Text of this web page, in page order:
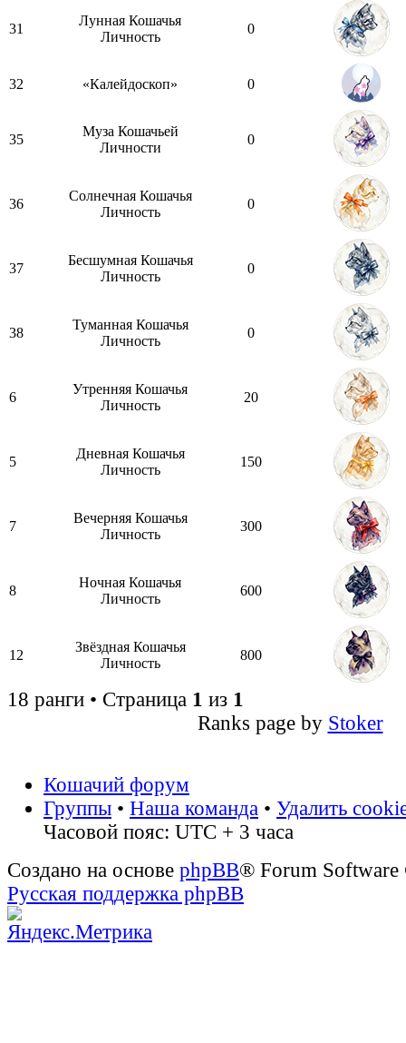
31
Лунная Кошачья
Личность
0
32 «Калейдоскоп» 0
35
Муза Кошачьей
Личности
0
36
Солнечная Кошачья
Личность
0
37
Бесшумная Кошачья
Личность
0
38
Туманная Кошачья
Личность
0
6
Утренняя Кошачья
Личность
20
5
Дневная Кошачья
Личность
150
7
Вечерняя Кошачья
Личность
300
8
Ночная Кошачья
Личность
600
12
Звёздная Кошачья
Личность
800
18 ранги • Страница 1 из 1
Ranks page by Stoker
Кошачий форум
Группы • Наша команда • Удалить
Часовой пояс: UTC + 3 часа
Создано на основе phpBB® Forum
Русская поддержка phpBB